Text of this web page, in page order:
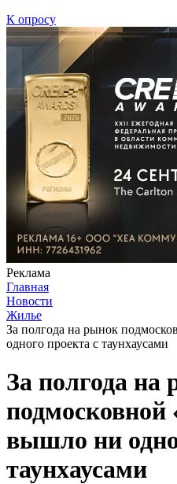
К опросу
Реклама
Главная
Новости
Жилье
За полгода на рынок
одного проекта с таунхаусами
За полгода на
подмосковной
вышло ни
таунхаусами